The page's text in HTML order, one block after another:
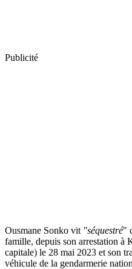
Publicité
Ousmane Sonko vit "séquestré"
famille, depuis son arrestation à
capitale) le 28 mai 2023 et son
véhicule de la gendarmerie